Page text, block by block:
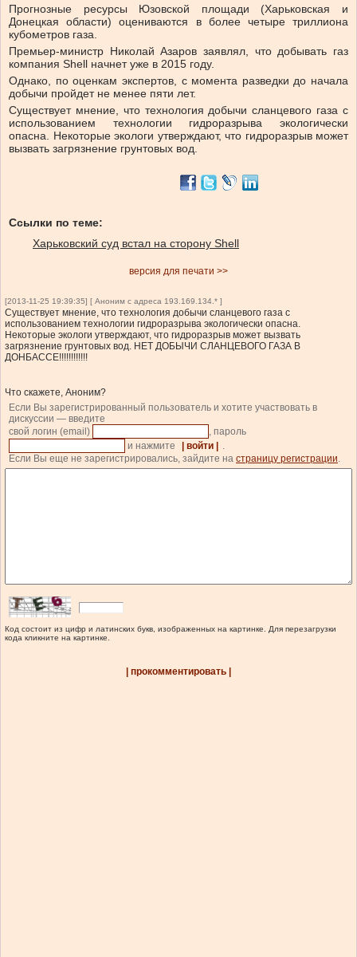
Прогнозные ресурсы Юзовской площади (Харьковская и
Донецкая области) оцениваются в более четыре триллиона
кубометров газа.
Премьер-министр Николай Азаров заявлял, что добывать газ
компания Shell начнет уже в 2015 году.
Однако, по оценкам экспертов, с момента разведки до начала
добычи пройдет не менее пяти лет.
Существует мнение, что технология добычи сланцевого газа с
использованием технологии гидроразрыва экологически
опасна. Некоторые экологи утверждают, что гидроразрыв может
вызвать загрязнение грунтовых вод.
Ссылки по теме:
Харьковский суд встал на сторону Shell
версия для печати >>
[2013-11-25 19:39:35] [ Аноним с адреса 193.169.134.* ]
Существует мнение, что технология добычи сланцевого газа с
использованием технологии гидроразрыва экологически опасна.
Некоторые экологи утверждают, что гидроразрыв может вызвать
загрязнение грунтовых вод. НЕТ ДОБЫЧИ СЛАНЦЕВОГО ГАЗА В
ДОНБАССЕ!!!!!!!!!!!!
Что скажете, Аноним?
Если Вы зарегистрированный пользователь и хотите участвовать в
дискуссии — введите
свой логин (email)
, пароль
и нажмите
| войти |
.
Если Вы еще не зарегистрировались, зайдите на страницу регистрации.
Код состоит из цифр и латинских букв, изображенных на картинке. Для перезагрузки
кода кликните на картинке.
| прокомментировать |